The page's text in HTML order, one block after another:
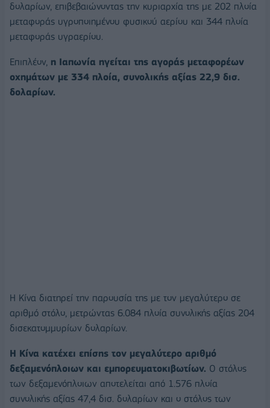
δολαρίων, επιβεβαιώνοντας την κυριαρχία της με 202 πλοία
μεταφοράς υγροποιημένου φυσικού αερίου και 344 πλοία
μεταφοράς υγραερίου.
Επιπλέον, η Ιαπωνία ηγείται της αγοράς μεταφορέων
οχημάτων με 334 πλοία, συνολικής αξίας 22,9 δισ.
δολαρίων.
Η Κίνα διατηρεί την παρουσία της με τον μεγαλύτερο σε
αριθμό στόλο, μετρώντας 6.084 πλοία συνολικής αξίας 204
δισεκατομμυρίων δολαρίων.
Η Κίνα κατέχει επίσης τον μεγαλύτερο αριθμό
δεξαμενόπλοιων και εμπορευματοκιβωτίων. Ο στόλος
των δεξαμενόπλοιων αποτελείται από 1.576 πλοία
συνολικής αξίας 47,4 δισ. δολαρίων και ο στόλος των